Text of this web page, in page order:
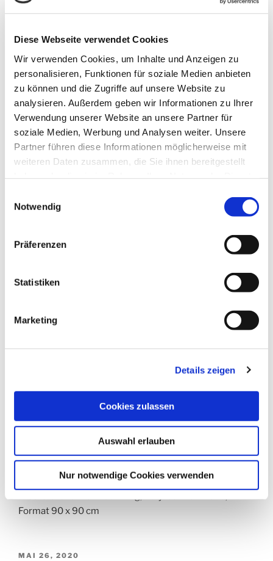
Diese Webseite verwendet Cookies
Wir verwenden Cookies, um Inhalte und Anzeigen zu
personalisieren, Funktionen für soziale Medien anbieten
zu können und die Zugriffe auf unsere Website zu
analysieren. Außerdem geben wir Informationen zu Ihrer
Verwendung unserer Website an unsere Partner für
soziale Medien, Werbung und Analysen weiter. Unsere
Partner führen diese Informationen möglicherweise mit
weiteren Daten zusammen, die Sie ihnen bereitgestellt
Notwendig
Präferenzen
Statistiken
Marketing
Details zeigen
Cookies zulassen
Auswahl erlauben
Nur notwendige Cookies verwenden
Klosteratelier Ruth Schilling, Acryl auf Leinwand,
Mäander Grün
Format 90 x 90 cm
VERÖFFENTLICHT
MAI 26, 2020